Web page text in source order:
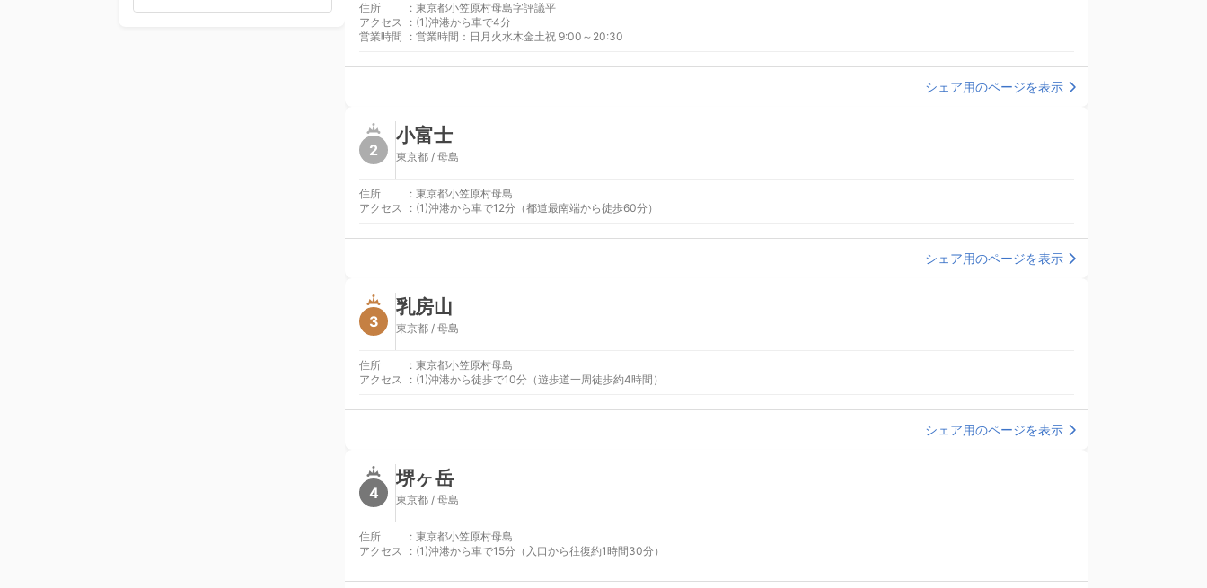
住所 : 東京都小笠原村母島字評議平
アクセス
: (1)沖港から車で4分
営業時間
: 営業時間：日月火水木金土祝 9:00～20:30
シェア用のページを表示
2
小富士
東京都 / 母島
住所 : 東京都小笠原村母島
アクセス
: (1)沖港から車で12分（都道最南端から徒歩60分）
シェア用のページを表示
3
乳房山
東京都 / 母島
住所 : 東京都小笠原村母島
アクセス
: (1)沖港から徒歩で10分（遊歩道一周徒歩約4時間）
シェア用のページを表示
4
堺ヶ岳
東京都 / 母島
住所 : 東京都小笠原村母島
アクセス
: (1)沖港から車で15分（入口から往復約1時間30分）